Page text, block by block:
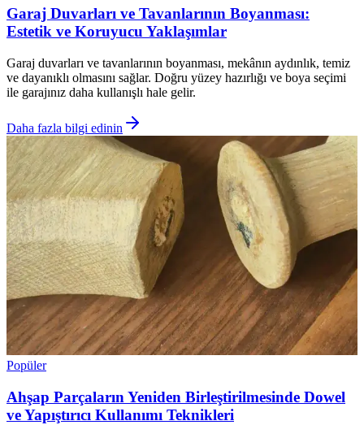
Garaj Duvarları ve Tavanlarının Boyanması:
Estetik ve Koruyucu Yaklaşımlar
Garaj duvarları ve tavanlarının boyanması, mekânın aydınlık, temiz
ve dayanıklı olmasını sağlar. Doğru yüzey hazırlığı ve boya seçimi
ile garajınız daha kullanışlı hale gelir.
Daha fazla bilgi edinin
Popüler
Ahşap Parçaların Yeniden Birleştirilmesinde Dowel
ve Yapıştırıcı Kullanımı Teknikleri